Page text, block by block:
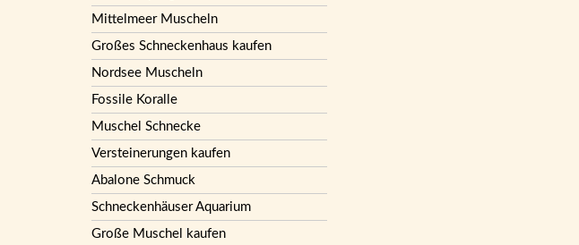
Mittelmeer Muscheln
Großes Schneckenhaus kaufen
Nordsee Muscheln
Fossile Koralle
Muschel Schnecke
Versteinerungen kaufen
Abalone Schmuck
Schneckenhäuser Aquarium
Große Muschel kaufen